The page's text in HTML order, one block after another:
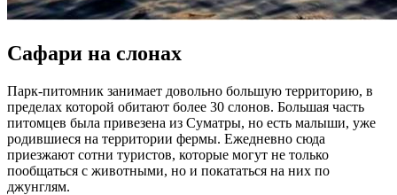
Сафари на слонах
Парк-питомник занимает довольно большую территорию, в
пределах которой обитают более 30 слонов. Большая часть
питомцев была привезена из Суматры, но есть малыши, уже
родившиеся на территории фермы. Ежедневно сюда
приезжают сотни туристов, которые могут не только
пообщаться с животными, но и покататься на них по
джунглям.